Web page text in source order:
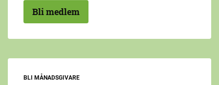
Bli medlem
BLI MÅNADSGIVARE